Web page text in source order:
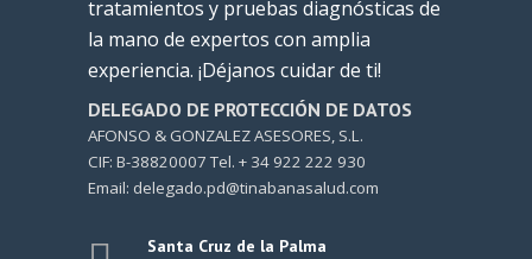
tratamientos y pruebas diagnósticas de
la mano de expertos con amplia
experiencia. ¡Déjanos cuidar de ti!
DELEGADO DE PROTECCIÓN DE DATOS
AFONSO & GONZALEZ ASESORES, S.L.
CIF: B-38820007 Tel. + 34 922 222 930
Email: delegado.pd@tinabanasalud.com
Santa Cruz de la Palma